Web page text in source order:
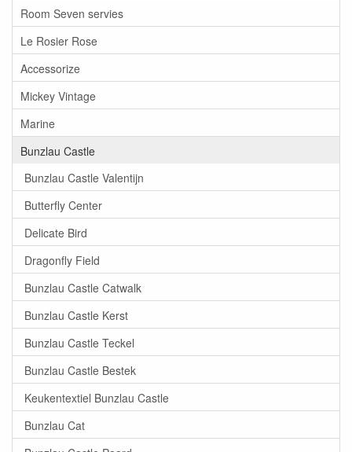
Room Seven servies
Le Rosier Rose
Accessorize
Mickey Vintage
Marine
Bunzlau Castle
Bunzlau Castle Valentijn
Butterfly Center
Delicate Bird
Dragonfly Field
Bunzlau Castle Catwalk
Bunzlau Castle Kerst
Bunzlau Castle Teckel
Bunzlau Castle Bestek
Keukentextiel Bunzlau Castle
Bunzlau Cat